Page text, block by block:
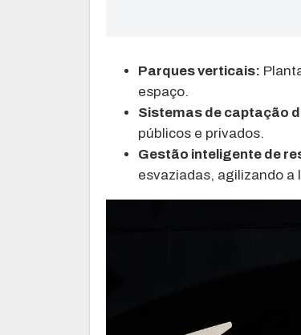
Parques verticais:
espaço.
Sistemas de captação
públicos e privados.
Gestão inteligente de
esvaziadas, agilizando a